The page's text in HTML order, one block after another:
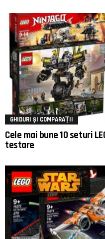
GHIDURI ȘI COMPARAȚII
Cele mai bune 10 seturi
testare